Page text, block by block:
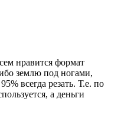
нравится формат
землю под ногами,
всегда резать. Т.е. по
а деньги